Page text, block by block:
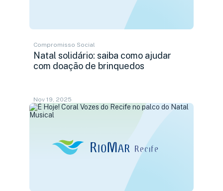
Compromisso Social
Natal solidário: saiba como ajudar
com doação de brinquedos
Nov 19, 2025